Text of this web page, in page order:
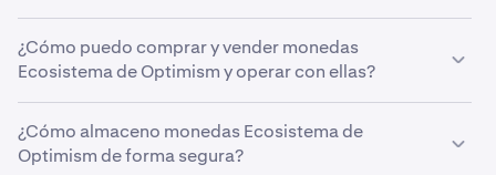
afectar a los criptoactivos que puedes comprar, vender
y con los que puedes operar en tu país de residencia
verificado.
¿Cómo puedo comprar y vender monedas
Ecosistema de Optimism y operar con ellas?
criptomonedas, incluso las monedas Ecosistema de
Optimism. Visita nuestra página del Centro de Atención
¿Cómo almaceno monedas Ecosistema de
Optimism de forma segura?